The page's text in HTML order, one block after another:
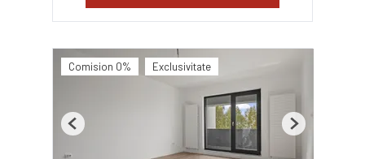
Comision 0% Exclusivitate
Previous Next